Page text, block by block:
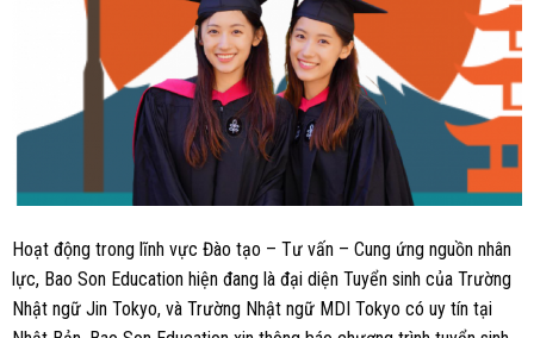
Hoạt động trong lĩnh vực Đào tạo – Tư vấn – Cung ứng nguồn nhân
lực, Bao Son Education hiện đang là đại diện Tuyển sinh của Trường
Nhật ngữ Jin Tokyo, và Trường Nhật ngữ MDI Tokyo có uy tín tại